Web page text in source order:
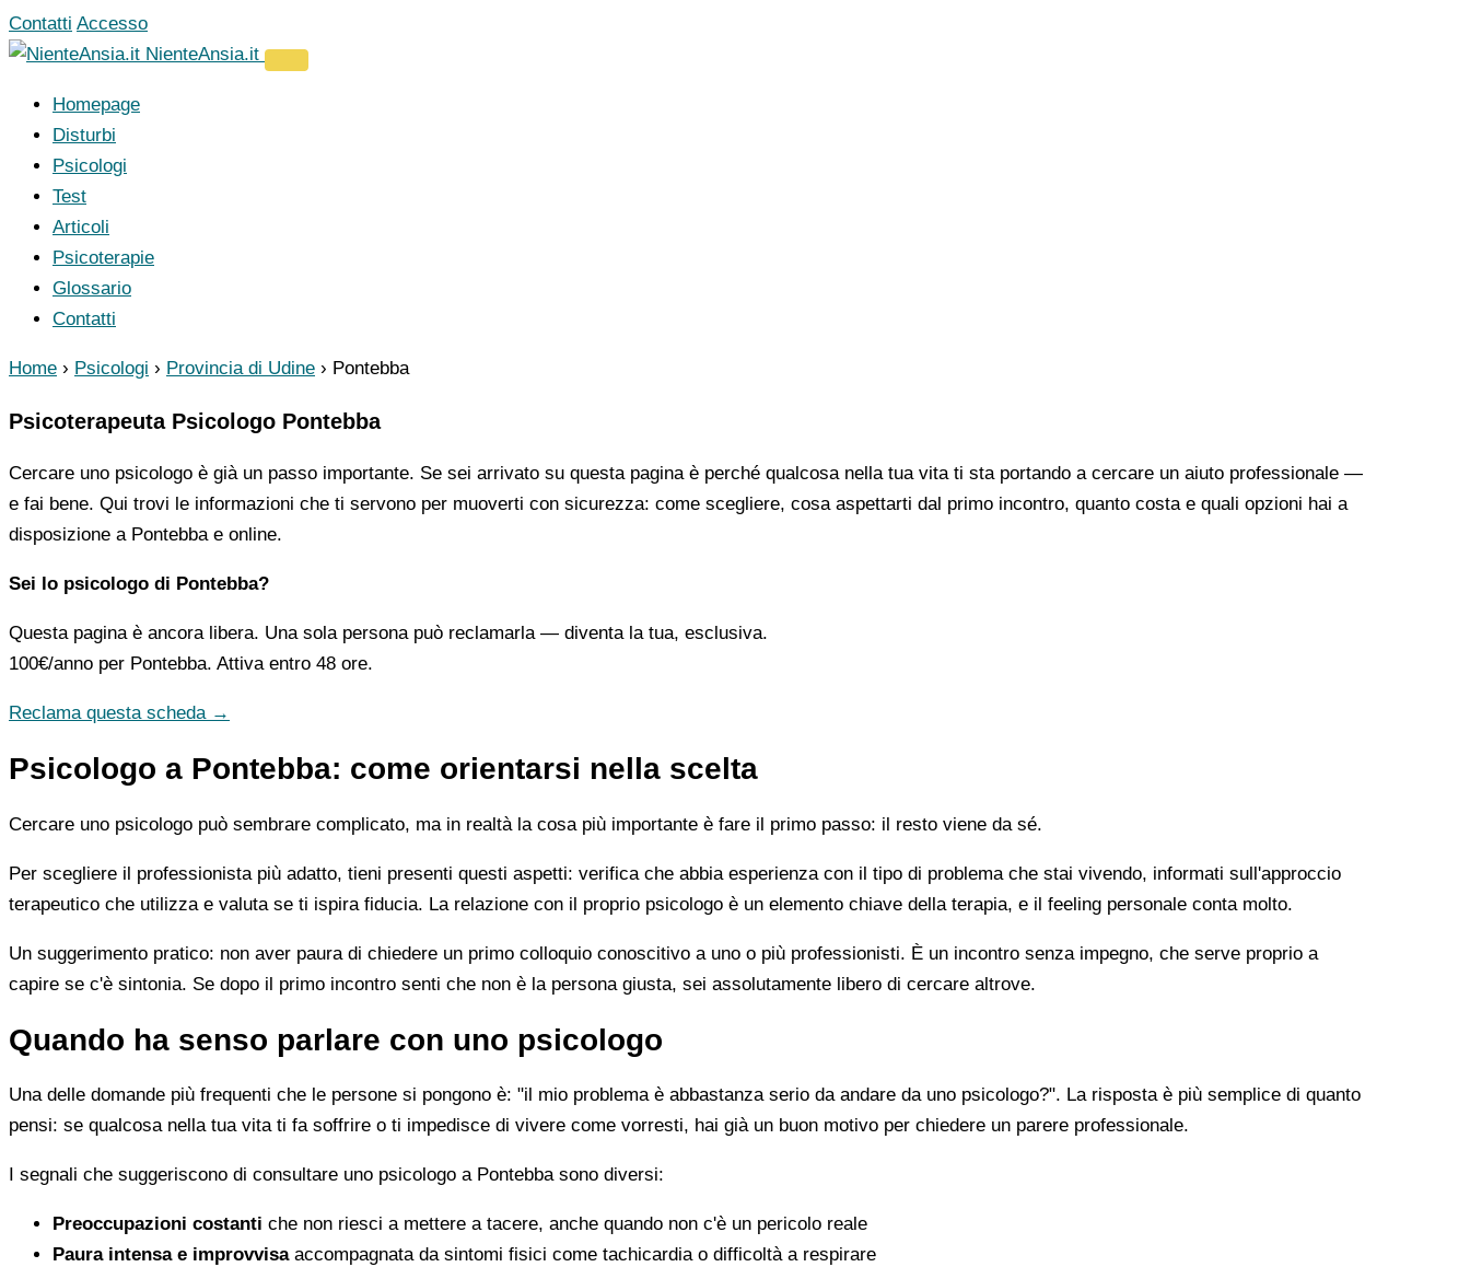
Vai
al
Contatti Accesso
NienteAnsia.it
Homepage
Disturbi
Psicologi
Test
Articoli
Psicoterapie
Glossario
Contatti
Home › Psicologi › Provincia di Udine › Pontebba
Psicoterapeuta Psicologo Pontebba
Cercare uno psicologo è già un passo importante. Se sei arrivato su questa pagina è perché qualcosa nella tua vita ti sta portando a cercare un aiuto professionale —
e fai bene. Qui trovi le informazioni che ti servono per muoverti con sicurezza: come scegliere, cosa aspettarti dal primo incontro, quanto costa e quali opzioni hai a
disposizione a Pontebba e online.
Sei lo psicologo di Pontebba?
Questa pagina è ancora libera. Una sola persona può reclamarla — diventa la tua, esclusiva.
100€/anno per Pontebba. Attiva entro 48 ore.
Reclama questa scheda →
Psicologo a Pontebba: come orientarsi nella scelta
Cercare uno psicologo può sembrare complicato, ma in realtà la cosa più importante è fare il primo passo: il resto viene da sé.
Per scegliere il professionista più adatto, tieni presenti questi aspetti: verifica che abbia esperienza con il tipo di problema che stai vivendo, informati sull'approccio
terapeutico che utilizza e valuta se ti ispira fiducia. La relazione con il proprio psicologo è un elemento chiave della terapia, e il feeling personale conta molto.
Un suggerimento pratico: non aver paura di chiedere un primo colloquio conoscitivo a uno o più professionisti. È un incontro senza impegno, che serve proprio a
capire se c'è sintonia. Se dopo il primo incontro senti che non è la persona giusta, sei assolutamente libero di cercare altrove.
Quando ha senso parlare con uno psicologo
Una delle domande più frequenti che le persone si pongono è: "il mio problema è abbastanza serio da andare da uno psicologo?". La risposta è più semplice di quanto
pensi: se qualcosa nella tua vita ti fa soffrire o ti impedisce di vivere come vorresti, hai già un buon motivo per chiedere un parere professionale.
I segnali che suggeriscono di consultare uno psicologo a Pontebba sono diversi:
Preoccupazioni costanti che non riesci a mettere a tacere, anche quando non c'è un pericolo reale
Paura intensa e improvvisaaccompagnata da sintomi fisici come tachicardia o difficoltà a respirare